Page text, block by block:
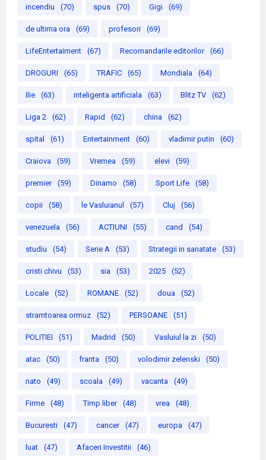
incendiu (70) spus (70) Gigi (69)
de ultima ora (69) profesori (69)
LifeEntertaiment (67) Recomandarile editorilor (66)
DROGURI (65) TRAFIC (65) Mondiala (64)
Ilie (63) inteligenta artificiala (63) Blitz TV (62)
Liga 2 (62) Rapid (62) china (62)
spital (61) Entertainment (60) vladimir putin (60)
Craiova (59) Vremea (59) elevi (59)
premier (59) Dinamo (58) Sport Life (58)
copii (58) le Vasluianul (57) Cluj (56)
venezuela (56) ACTIUNI (55) cand (54)
studiu (54) Serie A (53) Strategii in sanatate (53)
cristi chivu (53) sia (53) 2025 (52)
Locale (52) ROMANE (52) doua (52)
stramtoarea ormuz (52) PERSOANE (51)
POLITIEI (51) Madrid (50) Vasluiul la zi (50)
atac (50) franta (50) volodimir zelenski (50)
nato (49) scoala (49) vacanta (49)
Firme (48) Timp liber (48) vrea (48)
Bucuresti (47) cancer (47) europa (47)
luat (47) Afaceri Investitii (46)